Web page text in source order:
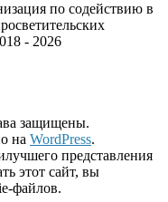
по содействию в
- 2026
защищены.
на WordPress.
представления
этот сайт, вы
файлов.